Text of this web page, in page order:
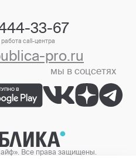
33-67
call-центра
pro.ru
мы в соцсетях
Все права защищены.